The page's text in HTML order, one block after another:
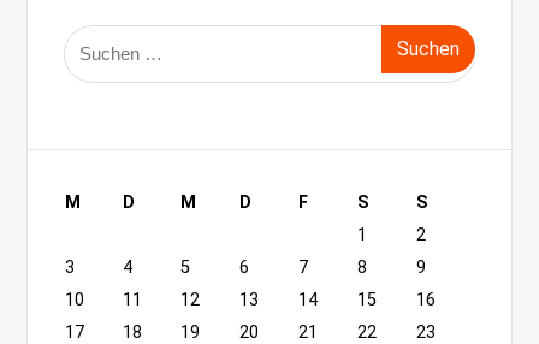
Suche
nach:
M D M D F S
S
1
2
3
4 5 6 7 8
9
10
11 12 13 14 15
16
17
18 19 20 21 22
23